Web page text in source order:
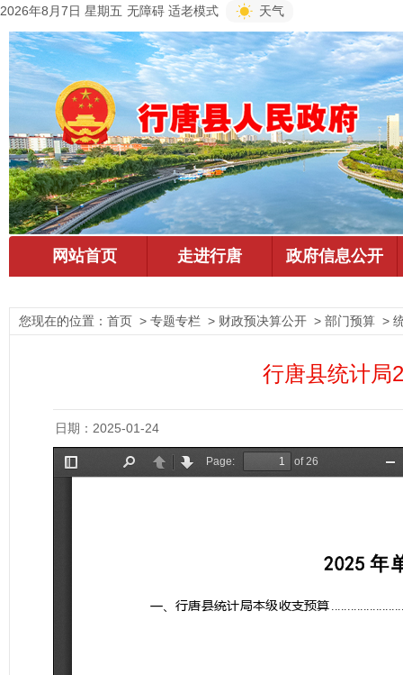
2026年8月7日 星期五 无障碍 适老模式 天气
您现在的位置： 首页 > 专题专栏 > 财政预决算公开 > 部门预算 >
行唐县统计局
日期：2025-01-24